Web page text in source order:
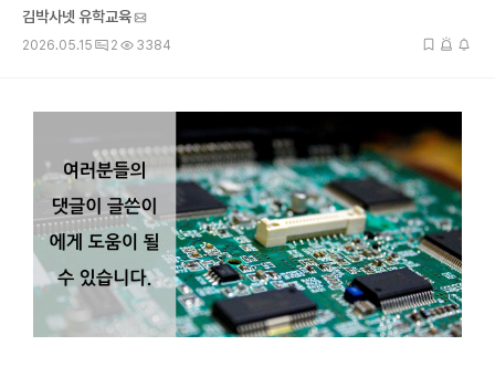
유학교육 홈
수강 신청
미국 유학 게시판
어드미션 포스팅
블로그
김박사넷 유학교육
2026.05.15 2 3384